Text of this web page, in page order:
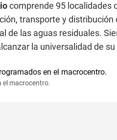
comprende 95 localidades
transporte y distribución
de las aguas residuales.
la universalidad de
el macrocentro.